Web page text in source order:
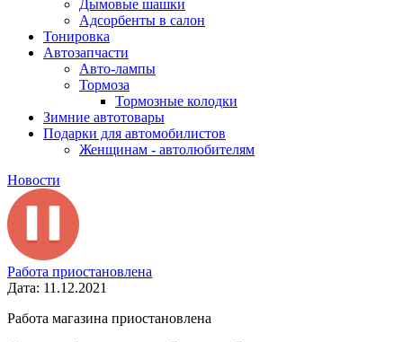
Дымовые шашки
Адсорбенты в салон
Тонировка
Автозапчасти
Авто-лампы
Тормоза
Тормозные колодки
Зимние автотовары
Подарки для автомобилистов
Женщинам - автолюбителям
Новости
Работа приостановлена
Дата: 11.12.2021
Работа магазина приостановлена